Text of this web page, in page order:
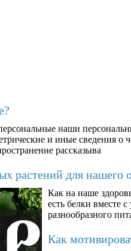
наши
и иные сведения о
рассказыва
растений для нашего
Как на наше
есть белки вместе
разнообразного
Как